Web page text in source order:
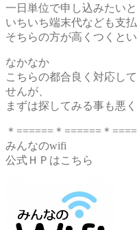
一日単位で申し込みたい
いちいち端末代なども支
そちらの方が高くつくと
なかなか
こちらの都合良く対応し
せんが、
まずは探してみる事も悪
＊======＊======＊
みんなのwifi
公式ＨＰはこちら